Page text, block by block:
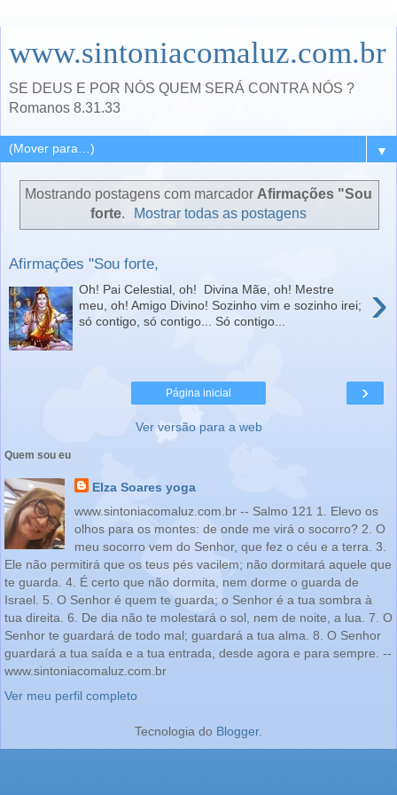
www.sintoniacomaluz.com.br
SE DEUS E POR NÓS QUEM SERÁ CONTRA NÓS ?
Romanos 8.31.33
▼
Mostrando postagens com marcador Afirmações "Sou
forte. Mostrar todas as postagens
Afirmações "Sou forte,
›
Oh! Pai Celestial, oh! Divina Mãe, oh! Mestre
meu, oh! Amigo Divino! Sozinho vim e sozinho irei;
só contigo, só contigo... Só contigo...
›
Página inicial
Ver versão para a web
Quem sou eu
Elza Soares yoga
www.sintoniacomaluz.com.br -- Salmo 121 1. Elevo os
olhos para os montes: de onde me virá o socorro? 2. O
meu socorro vem do Senhor, que fez o céu e a terra. 3.
Ele não permitirá que os teus pés vacilem; não dormitará aquele que
te guarda. 4. É certo que não dormita, nem dorme o guarda de
Israel. 5. O Senhor é quem te guarda; o Senhor é a tua sombra à
tua direita. 6. De dia não te molestará o sol, nem de noite, a lua. 7. O
Senhor te guardará de todo mal; guardará a tua alma. 8. O Senhor
guardará a tua saída e a tua entrada, desde agora e para sempre. --
www.sintoniacomaluz.com.br
Ver meu perfil completo
Tecnologia do Blogger.